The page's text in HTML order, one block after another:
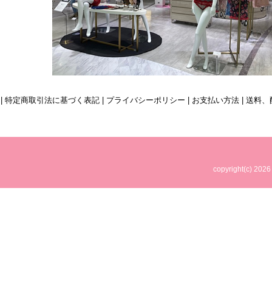
| 特定商取引法に基づく表記| プライバシーポリシー | お支払い方法| 送料、
copyright(c)